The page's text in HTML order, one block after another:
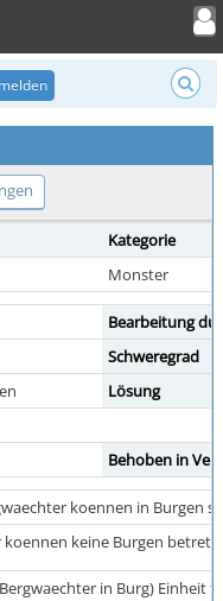
Toggle
Kategorie
Monster
Bearbeitung
Schweregrad
Lösung
Behoben in
koennen in Burgen
koennen keine Burgen
in Burg) Einheit